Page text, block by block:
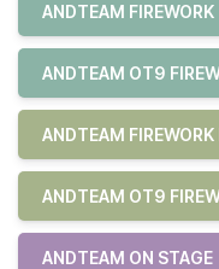
ANDTEAM FIREWORK
ANDTEAM OT9
ANDTEAM FIREWORK
ANDTEAM OT9
ANDTEAM ON STAGE